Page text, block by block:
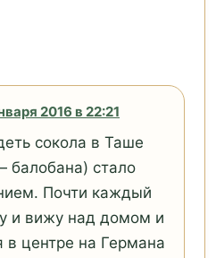
2016 в 22:21
сокола в Таше
балобана) стало
Почти каждый
и вижу над домом и
в центре на Германа